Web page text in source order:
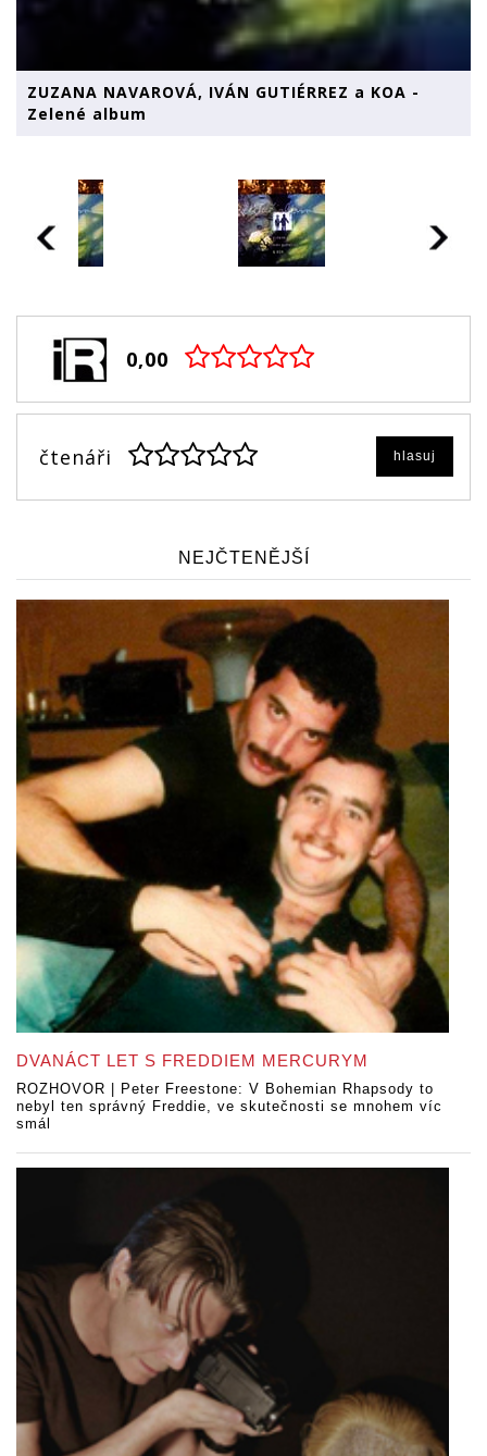
ZUZANA NAVAROVÁ, IVÁN GUTIÉRREZ a KOA -
Zelené album
0,00
čtenáři hlasuj
NEJČTENĚJŠÍ
DVANÁCT LET S FREDDIEM MERCURYM
ROZHOVOR | Peter Freestone: V Bohemian Rhapsody to
nebyl ten správný Freddie, ve skutečnosti se mnohem víc
smál